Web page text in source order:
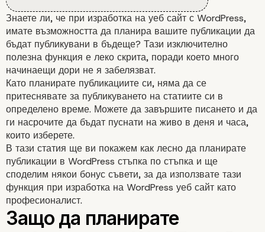
Знаете ли, че при изработка на уеб сайт с WordPress,
имате възможността да планира вашите публикации да
бъдат публикувани в бъдеще? Тази изключително
полезна функция е леко скрита, поради което много
начинаещи дори не я забелязват.
Като планирате публикациите си, няма да се
притеснявате за публикуването на статиите си в
определено време. Можете да завършите писането и да
ги насрочите да бъдат пуснати на живо в деня и часа,
които изберете.
В тази статия ще ви покажем как лесно да планирате
публикации в WordPress стъпка по стъпка и ще
споделим някои бонус съвети, за да използвате тази
функция при изработка на WordPress уеб сайт като
професионалист.